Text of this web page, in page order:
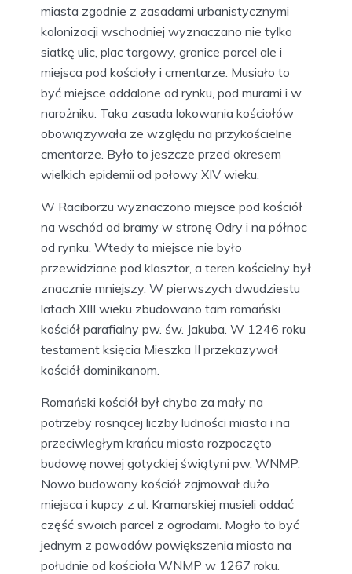
miasta zgodnie z zasadami urbanistycznymi
kolonizacji wschodniej wyznaczano nie tylko
siatkę ulic, plac targowy, granice parcel ale i
miejsca pod kościoły i cmentarze. Musiało to
być miejsce oddalone od rynku, pod murami i w
narożniku. Taka zasada lokowania kościołów
obowiązywała ze względu na przykościelne
cmentarze. Było to jeszcze przed okresem
wielkich epidemii od połowy XIV wieku.
W Raciborzu wyznaczono miejsce pod kościół
na wschód od bramy w stronę Odry i na północ
od rynku. Wtedy to miejsce nie było
przewidziane pod klasztor, a teren kościelny był
znacznie mniejszy. W pierwszych dwudziestu
latach XIII wieku zbudowano tam romański
kościół parafialny pw. św. Jakuba. W 1246 roku
testament księcia Mieszka II przekazywał
kościół dominikanom.
Romański kościół był chyba za mały na
potrzeby rosnącej liczby ludności miasta i na
przeciwległym krańcu miasta rozpoczęto
budowę nowej gotyckiej świątyni pw. WNMP.
Nowo budowany kościół zajmował dużo
miejsca i kupcy z ul. Kramarskiej musieli oddać
część swoich parcel z ogrodami. Mogło to być
jednym z powodów powiększenia miasta na
południe od kościoła WNMP w 1267 roku.